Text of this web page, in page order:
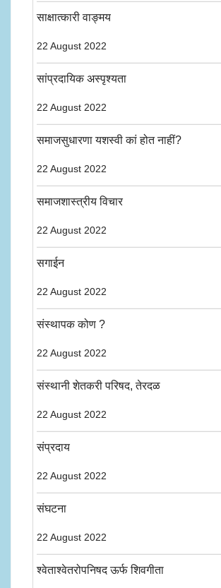
साक्षात्कारी वाङ्मय
22 August 2022
सांप्रदायिक अस्पृश्यता
22 August 2022
समाजसुधारणा यशस्वी कां होत नाहीं?
22 August 2022
समाजशास्त्रीय विचार
22 August 2022
सगाईन
22 August 2022
संस्थापक कोण ?
22 August 2022
संस्थानी शेतकरी परिषद, तेरदळ
22 August 2022
संप्रदाय
22 August 2022
संघटना
22 August 2022
श्वेताश्वेतरोपनिषद ऊर्फ शिवगीता